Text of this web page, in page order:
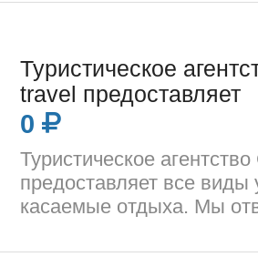
Туристическое
travel предоставляет
0
Туристическое
предоставляет все виды
касаемые отдыха. Мы